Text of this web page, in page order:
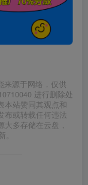
来源于网络，仅供
进行删除处
本站赞同其观点和
布或转载任何违法
多存储在云盘，